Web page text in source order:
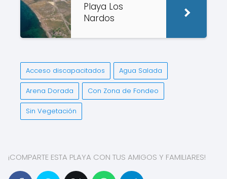
Playa Los
Nardos
Acceso discapacitados Agua Salada
Arena Dorada Con Zona de Fondeo
Sin Vegetación
¡COMPARTE ESTA PLAYA CON TUS AMIGOS Y FAMILIARES!